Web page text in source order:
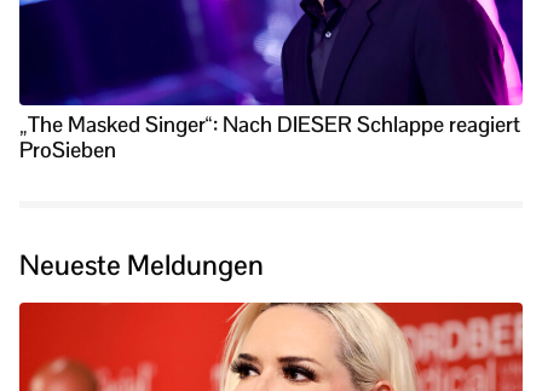
„The Masked Singer“: Nach DIESER Schlappe reagiert
ProSieben
Neueste Meldungen